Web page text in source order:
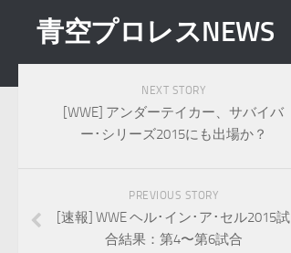
青空プロレスNEWS
NEXT STORY
[WWE] アンダーテイカー、サバイバ
ー･シリーズ2015にも出場か？
PREVIOUS STORY
[速報] WWE ヘル･イン･ア･セル2015試
合結果：第4〜第6試合